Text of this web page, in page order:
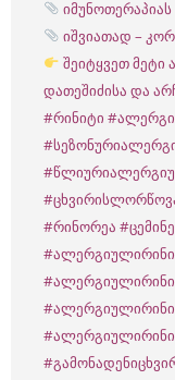
იმუნოთერაპიას
იშვიათად –
შეიტყვეთ
დათეშიძისა და
#რინიტი
#რინორეა